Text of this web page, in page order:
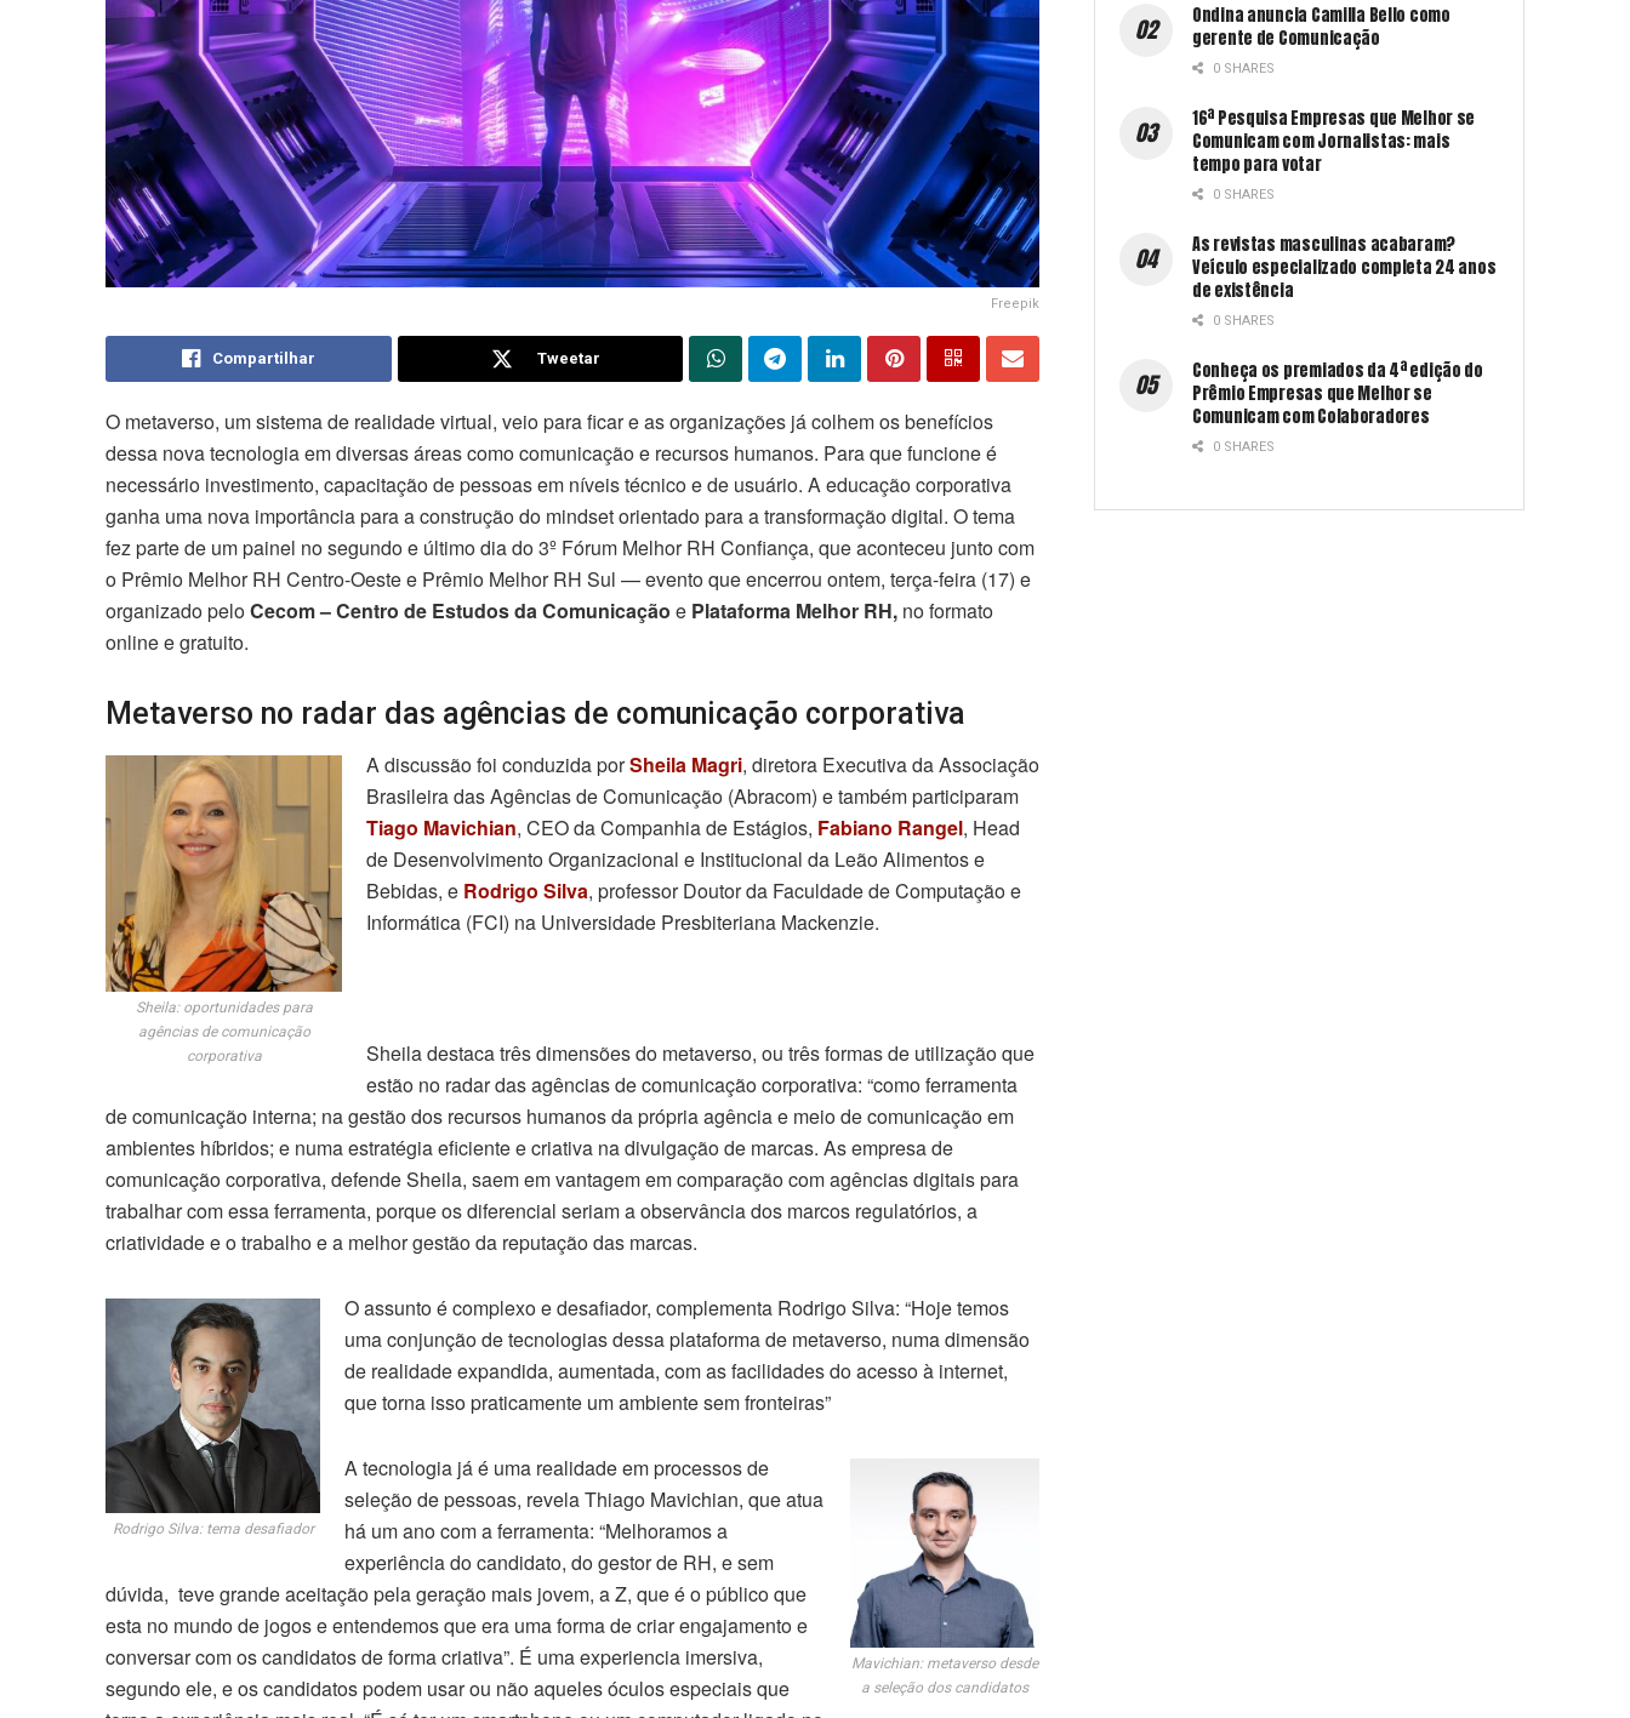
Freepik
Compartilhar Tweetar
O metaverso, um sistema de realidade virtual, veio para ficar e as organizações já colhem os benefícios
dessa nova tecnologia em diversas áreas como comunicação e recursos humanos. Para que funcione é
necessário investimento, capacitação de pessoas em níveis técnico e de usuário. A educação corporativa
ganha uma nova importância para a construção do mindset orientado para a transformação digital. O tema
fez parte de um painel no segundo e último dia do 3º Fórum Melhor RH Confiança, que aconteceu junto com
o Prêmio Melhor RH Centro-Oeste e Prêmio Melhor RH Sul — evento que encerrou ontem, terça-feira (17) e
organizado peloCecom – Centro de Estudos da Comunicação e Plataforma Melhor RH, no formato
online e gratuito.
Metaverso no radar das agências de comunicação corporativa
Sheila: oportunidades para
agências de comunicação
corporativa
A discussão foi conduzida porSheila Magri, diretora Executiva da Associação
Brasileira das Agências de Comunicação (Abracom) e também participaram
Tiago Mavichian, CEO da Companhia de Estágios, Fabiano Rangel, Head
de Desenvolvimento Organizacional e Institucional da Leão Alimentos e
Bebidas, e Rodrigo Silva, professor Doutor da Faculdade de Computação e
Informática (FCI) na Universidade Presbiteriana Mackenzie.
Sheila destaca três dimensões do metaverso, ou três formas de utilização que
estão no radar das agências de comunicação corporativa: “como ferramenta
de comunicação interna; na gestão dos recursos humanos da própria agência e meio de comunicação em
ambientes híbridos; e numa estratégia eficiente e criativa na divulgação de marcas. As empresa de
comunicação corporativa, defende Sheila, saem em vantagem em comparação com agências digitais para
trabalhar com essa ferramenta, porque os diferencial seriam a observância dos marcos regulatórios, a
criatividade e o trabalho e a melhor gestão da reputação das marcas.
Rodrigo Silva: tema desafiador
O assunto é complexo e desafiador, complementa Rodrigo Silva: “Hoje temos
uma conjunção de tecnologias dessa plataforma de metaverso, numa dimensão
de realidade expandida, aumentada, com as facilidades do acesso à internet,
que torna isso praticamente um ambiente sem fronteiras”
Mavichian: metaverso desde
a seleção dos candidatos
A tecnologia já é uma realidade em processos de
seleção de pessoas, revela Thiago Mavichian, que atua
há um ano com a ferramenta: “Melhoramos a
experiência do candidato, do gestor de RH, e sem
dúvida, teve grande aceitação pela geração mais jovem, a Z, que é o público que
esta no mundo de jogos e entendemos que era uma forma de criar engajamento e
conversar com os candidatos de forma criativa”. É uma experiencia imersiva,
segundo ele, e os candidatos podem usar ou não aqueles óculos especiais que
Ondina anuncia Camilla Bello como
gerente de Comunicação
0 SHARES
16ª Pesquisa Empresas que Melhor se
Comunicam com Jornalistas: mais
tempo para votar
0 SHARES
As revistas masculinas acabaram?
Veículo especializado completa 24 anos
de existência
0 SHARES
Conheça os premiados da 4ª edição do
Prêmio Empresas que Melhor se
Comunicam com Colaboradores
0 SHARES